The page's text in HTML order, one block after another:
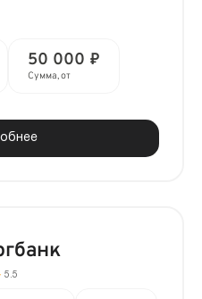
50 000 ₽
Сумма, от
5.5